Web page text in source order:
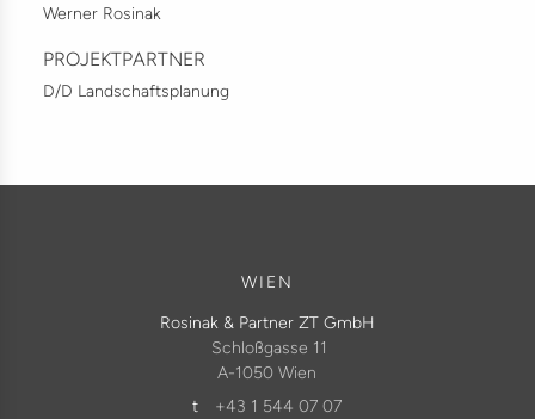
Werner Rosinak
PROJEKTPARTNER
D/D Landschaftsplanung
WIEN
Rosinak & Partner ZT GmbH
Schloßgasse 11
A-1050 Wien
t
+43 1 544 07 07